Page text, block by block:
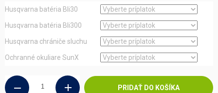
cena:
Husqvarna batéria Bli30
Husqvarna batéria Bli300
Husqvarna chrániče sluchu
Ochranné okuliare SunX
PRIDAŤ DO KOŠÍKA